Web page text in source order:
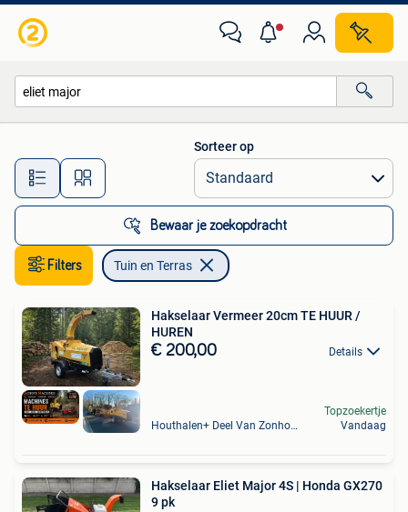
Alle afstanden…
Sorteer op
Bewaar je zoekopdracht
Filters Tuin en Terras
Hakselaar Vermeer 20cm TE HUUR /
HUREN
€ 200,00 Details
Houthalen+ Deel Van Zonhoven En Zolder
Topzoekertje
Vandaag
Hakselaar Eliet Major 4S | Honda GX270
9 pk